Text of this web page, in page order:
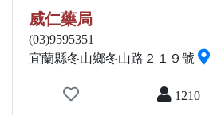
威仁藥局
(03)9595351
宜蘭縣冬山鄉冬山路２１９號
1210